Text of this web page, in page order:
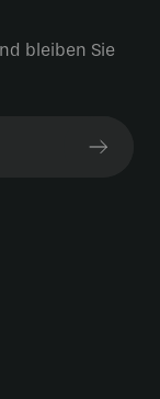
bleiben Sie